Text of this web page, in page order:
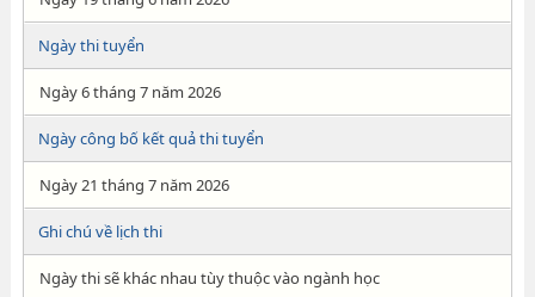
Ngày thi tuyển
Ngày 6 tháng 7 năm 2026
Ngày công bố kết quả thi tuyển
Ngày 21 tháng 7 năm 2026
Ghi chú về lịch thi
Ngày thi sẽ khác nhau tùy thuộc vào ngành học